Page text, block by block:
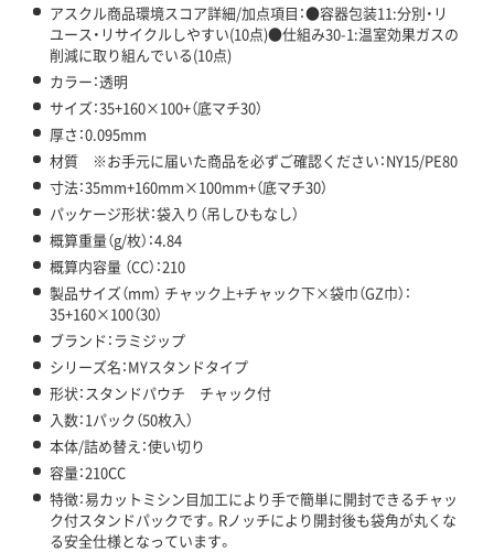
アスクル商品環境スコア詳細/加点項目：●容器包装11:分別・リ
ユース・リサイクルしやすい(10点)●仕組み30-1:温室効果ガスの
削減に取り組んでいる(10点)
カラー：透明
サイズ：35+160×100+（底マチ30）
厚さ：0.095mm
材質 ※お手元に届いた商品を必ずご確認ください：NY15/PE80
寸法：35mm+160mm×100mm+（底マチ30）
パッケージ形状：袋入り（吊しひもなし）
概算重量（g/枚）：4.84
概算内容量 （CC）：210
製品サイズ（mm） チャック上+チャック下×袋巾（GZ巾）：
35+160×100（30）
ブランド：ラミジップ
シリーズ名：MYスタンドタイプ
形状：スタンドパウチ チャック付
入数：1パック（50枚入）
本体/詰め替え：使い切り
容量：210CC
特徴：易カットミシン目加工により手で簡単に開封できるチャッ
ク付スタンドパックです。Rノッチにより開封後も袋角が丸くな
る安全仕様となっています。